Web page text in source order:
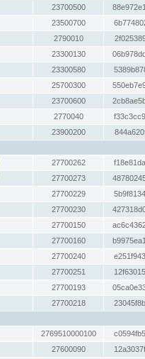
23700500
23500700
2790010
23300130
23300580
25700300
23700600
2770040
23900200
27700262
27700273
27700229
27700230
27700150
27700160
27700240
27700251
27700193
27700218
2769510000100
27600090